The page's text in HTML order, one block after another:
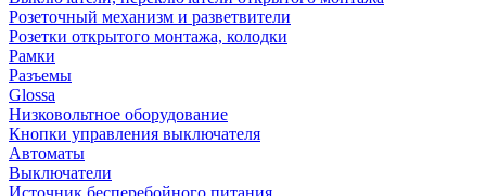
Розеточный механизм и разветвители
Розетки открытого монтажа, колодки
Рамки
Разъемы
Glossa
Низковольтное оборудование
Кнопки управления выключателя
Автоматы
Выключатели
Источник бесперебойного питания